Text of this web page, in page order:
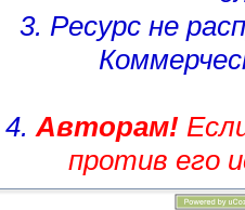
3. Ресурс не
4. Авторам!
против его